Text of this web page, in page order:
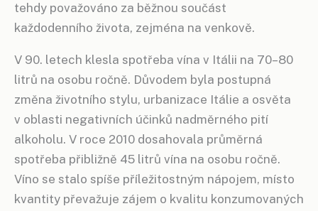
tehdy považováno za běžnou součást
každodenního života, zejména na venkově.
V 90. letech klesla spotřeba vína v Itálii na 70–80
litrů na osobu ročně. Důvodem byla postupná
změna životního stylu, urbanizace Itálie a osvěta
v oblasti negativních účinků nadměrného pití
alkoholu. V roce 2010 dosahovala průměrná
spotřeba přibližně 45 litrů vína na osobu ročně.
Víno se stalo spíše příležitostným nápojem, místo
kvantity převažuje zájem o kvalitu konzumovaných